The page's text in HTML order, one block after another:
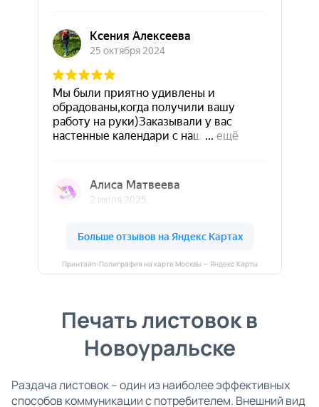
Принтайп-Полиграфия на карте Москвы — Яндекс Карты
Печать листовок в
Новоуральске
Раздача листовок – один из наиболее эффективных
способов коммуникации с потребителем. Внешний вид